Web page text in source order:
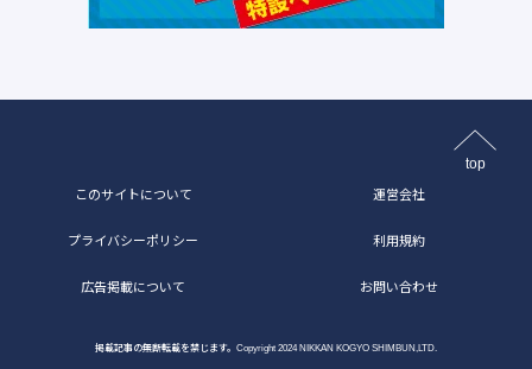
top
このサイトについて 運営会社
プライバシーポリシー 利用規約
広告掲載について お問い合わせ
掲載記事の無断転載を禁じます。Copyright 2024 NIKKAN KOGYO SHIMBUN,LTD.